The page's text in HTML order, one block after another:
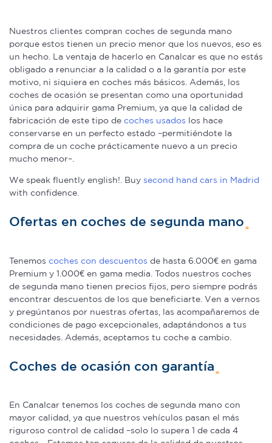
Nuestros clientes compran coches de segunda mano
porque estos tienen un precio menor que los nuevos, eso es
un hecho. La ventaja de hacerlo en Canalcar es que no estás
obligado a renunciar a la calidad o a la garantía por este
motivo, ni siquiera en coches más básicos. Además, los
coches de ocasión se presentan como una oportunidad
única para adquirir gama Premium, ya que la calidad de
fabricación de este tipo de coches usados los hace
conservarse en un perfecto estado –permitiéndote la
compra de un coche prácticamente nuevo a un precio
mucho menor–.
We speak fluently english!. Buy second hand cars in Madrid
with confidence.
Ofertas en coches de segunda mano
Tenemos coches con descuentos de hasta 6.000€ en gama
Premium y 1.000€ en gama media. Todos nuestros coches
de segunda mano tienen precios fijos, pero siempre podrás
encontrar descuentos de los que beneficiarte. Ven a vernos
y pregúntanos por nuestras ofertas, las acompañaremos de
condiciones de pago excepcionales, adaptándonos a tus
necesidades. Además, aceptamos tu coche a cambio.
Coches de ocasión con garantía
En Canalcar tenemos los coches de segunda mano con
mayor calidad, ya que nuestros vehículos pasan el más
riguroso control de calidad –solo lo supera 1 de cada 4